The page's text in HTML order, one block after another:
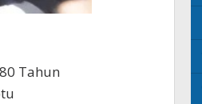
Tahun